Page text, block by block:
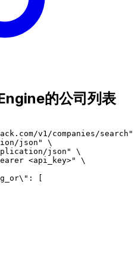
的公司列表
v1/companies/search"
json" \
json" \
<api_key>" \
[